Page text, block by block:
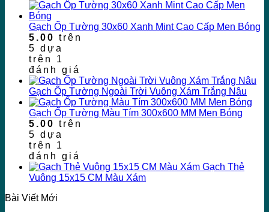
Gạch Ốp Tường 30x60 Xanh Mint Cao Cấp Men Bóng
5.00 trên
5 dựa
trên 1
đánh giá
Gạch Ốp Tường Ngoài Trời Vuông Xám Trắng Nâu
Gạch Ốp Tường Màu Tím 300x600 MM Men Bóng
5.00 trên
5 dựa
trên 1
đánh giá
Gạch Thẻ
Vuông 15x15 CM Màu Xám
Bài Viết Mới